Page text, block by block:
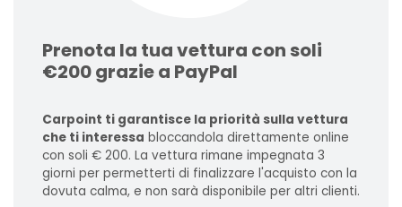
Prenota la tua vettura con soli
€200 grazie a PayPal
Carpoint ti garantisce la priorità sulla vettura
che ti interessa bloccandola direttamente online
con soli € 200. La vettura rimane impegnata 3
giorni per permetterti di finalizzare l'acquisto con la
dovuta calma, e non sarà disponibile per altri clienti.